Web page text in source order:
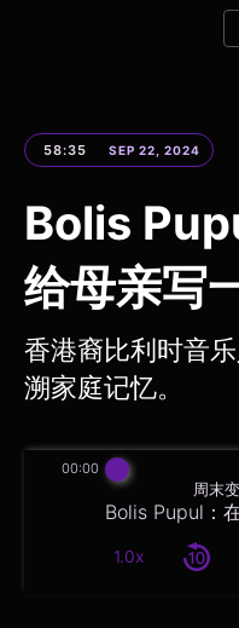
58:35 SEP 22, 2024
Bolis
给母亲写
香港裔比利时音
溯家庭记忆。
周末
Bolis Pupul：
1.0x
00:00